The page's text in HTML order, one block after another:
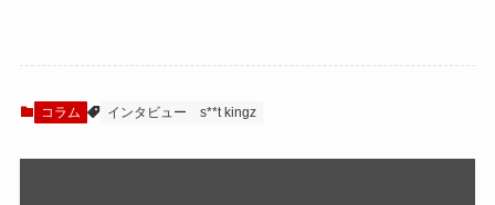
返る
ともに振り返る
コラム インタビュー s**t kingz